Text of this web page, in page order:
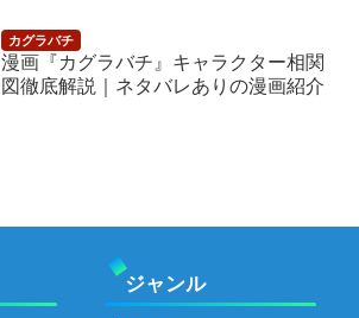
漫画『カグラバチ』キャラクター相関
図徹底解説｜ネタバレありの漫画紹介
ジャンル